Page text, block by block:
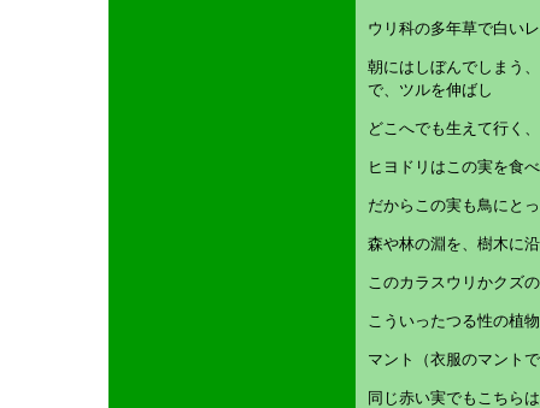
ウリ科の多年草で白い
朝にはしぼんでしまう
で、ツルを伸ばし
どこへでも生えて行く
ヒヨドリはこの実を食
だからこの実も鳥にと
森や林の淵を、樹木に
このカラスウリかクズ
こういったつる性の植
マント（衣服のマント
同じ赤い実でもこちら